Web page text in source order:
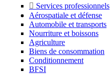
Services professionnels
Aérospatiale et défense
Automobile et transports
Nourriture et boissons
Agriculture
Biens de consommation
Conditionnement
BFSI